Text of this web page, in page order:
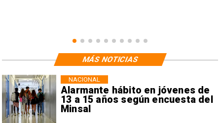
Alarmante hábito en jóvenes de
13 a 15 años según encuesta del
Minsal
NACIONAL
MÁS NOTICIAS